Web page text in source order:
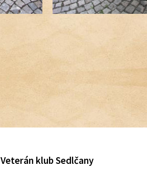
Veterán klub Sedlčany